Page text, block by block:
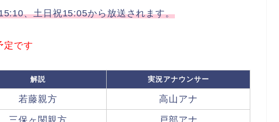
、土日祝15:05から放送されます。
定です
解説 実況アナウンサー
若藤親方 高山アナ
三保ヶ関親方 戸部アナ